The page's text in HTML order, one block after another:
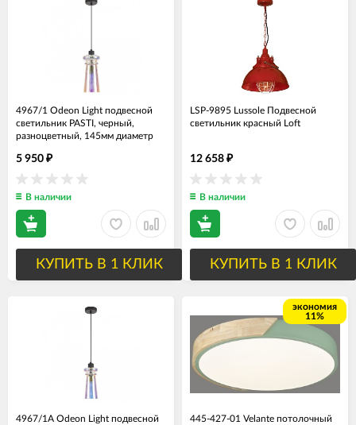
4967/1 Odeon Light подвесной
светильник PASTI, черный,
разноцветный, 145мм диаметр
5 950 ₽
В наличии
КУПИТЬ В 1 КЛИК
LSP-9895 Lussole Подвесной
cветильник красный Loft
12 658 ₽
В наличии
КУПИТЬ В 1 КЛИК
4967/1A Odeon Light подвесной
экономия
11%
445-427-01 Velante потолочный